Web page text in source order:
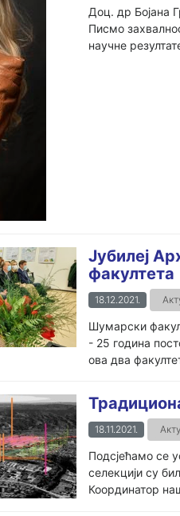
Доц. др Бојана
Писмо
научне
Јубилеј
факултета
18.12.2021.
Шумарски
- 25 година
ова два
18.11.2021.
Подсјећамо се
селекцији су
Координатор